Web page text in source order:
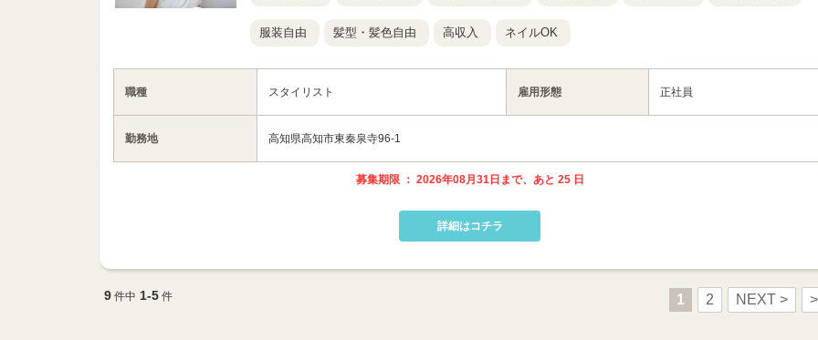
服装自由 髪型・髪色自由 高収入 ネイルOK
職種 スタイリスト 雇用形態 正社員
勤務地 高知県高知市東秦泉寺96-1
募集期限 ： 2026年08月31日まで、あと 25 日
詳細はコチラ
9件中 1-5件 1 2 NEXT >